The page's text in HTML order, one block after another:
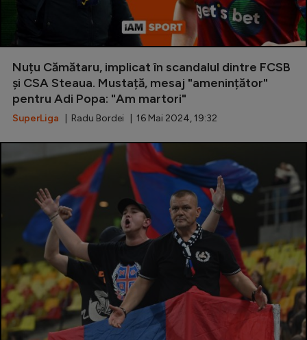
Nuțu Cămătaru, implicat în scandalul dintre FCSB
și CSA Steaua. Mustață, mesaj "amenințător"
pentru Adi Popa: "Am martori"
SuperLiga | Radu Bordei | 16 Mai 2024, 19:32